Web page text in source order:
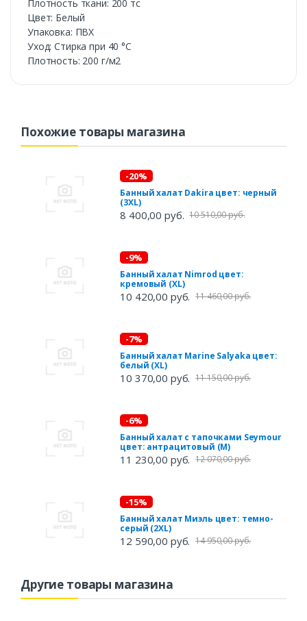
Плотность ткани: 200 тс
Цвет: Белый
Упаковка: ПВХ
Уход: Стирка при 40 °С
Плотность: 200 г/м2
Похожие товары магазина
-20%
Банный халат Dakira цвет: черный
(3XL)
8 400,00 руб. 10 510,00 руб.
-9%
Банный халат Nimrod цвет:
кремовый (XL)
10 420,00 руб. 11 460,00 руб.
-7%
Банный халат Marine Salyaka цвет:
белый (XL)
10 370,00 руб. 11 150,00 руб.
-6%
Банный халат с тапочками Seymour
цвет: антрацитовый (M)
11 230,00 руб. 12 070,00 руб.
-15%
Банный халат Миэль цвет: темно-
серый (2XL)
12 590,00 руб. 14 950,00 руб.
Другие товары магазина